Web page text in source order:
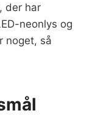
der har
neonlys og
noget, så